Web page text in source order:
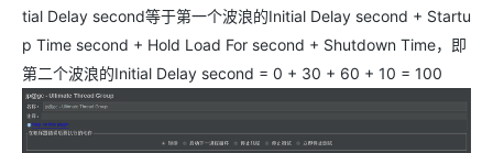
tial Delay second等于第一个波浪的Initial Delay second + Startu
p Time second + Hold Load For second + Shutdown Time，即
第二个波浪的Initial Delay second = 0 + 30 + 60 + 10 = 100